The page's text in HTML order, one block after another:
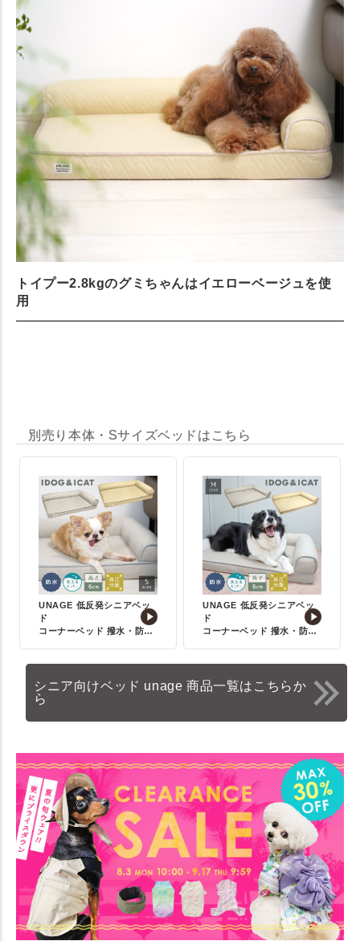
トイプー2.8kgのグミちゃんはイエローベージュを使
用
別売り本体・Sサイズベッドはこちら
UNAGE 低反発シニアベッ
ド
コーナーベッド 撥水・防水
UNAGE 低反発シニアベッ
ド
コーナーベッド 撥水・防水
シニア向けベッド unage 商品一覧はこちらか
ら